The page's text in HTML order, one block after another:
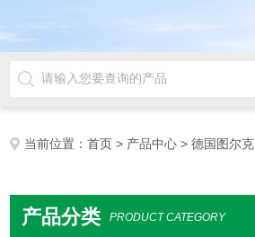
当前位置：首页 > 产品中心 >德国图尔克
产品分类 PRODUCT CATEGORY